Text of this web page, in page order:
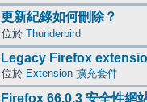
更新紀錄如何刪除？
位於 Thunderbird
Legacy Firefox
位於 Extension 擴充套件
Firefox 66.0.3 安全性網